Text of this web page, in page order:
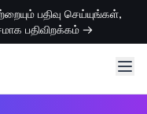
பதிவு செய்யுங்கள்,
பதிவிறக்கம் →